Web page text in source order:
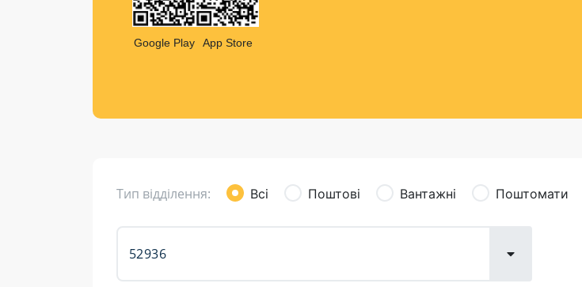
Листи та листівки
Кур’єрська доставка
Google Play App Store
Тип відділення: Всі Поштові Вантажні Поштомати